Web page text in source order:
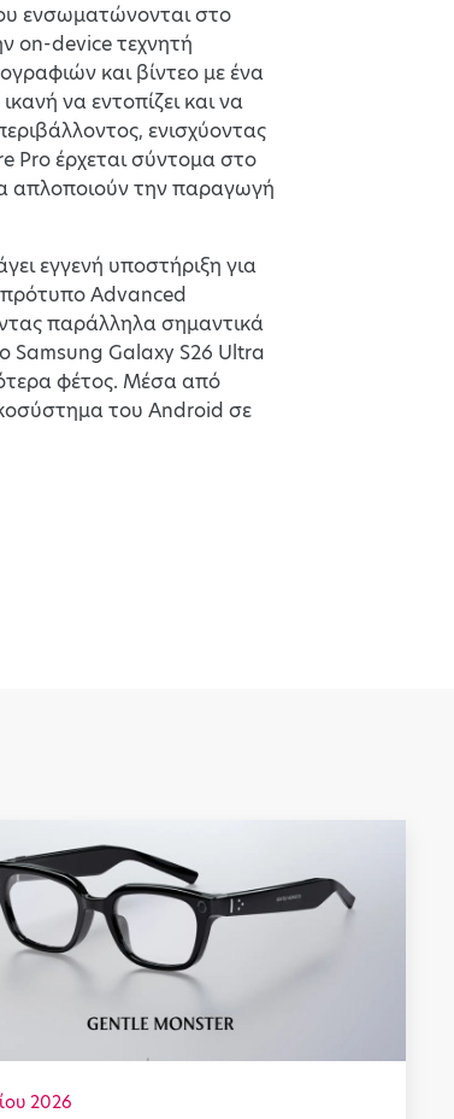
ενσωματώνονται στο
on-device τεχνητή
και βίντεο με ένα
να εντοπίζει και να
ενισχύοντας
Pro έρχεται σύντομα στο
απλοποιούν την παραγωγή
εγγενή υποστήριξη για
πρότυπο Advanced
παράλληλα σημαντικά
Samsung Galaxy S26 Ultra
φέτος. Μέσα από
του Android σε
2026